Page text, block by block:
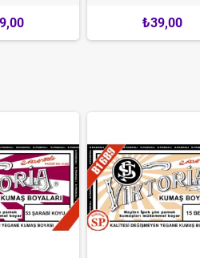
₺39,00